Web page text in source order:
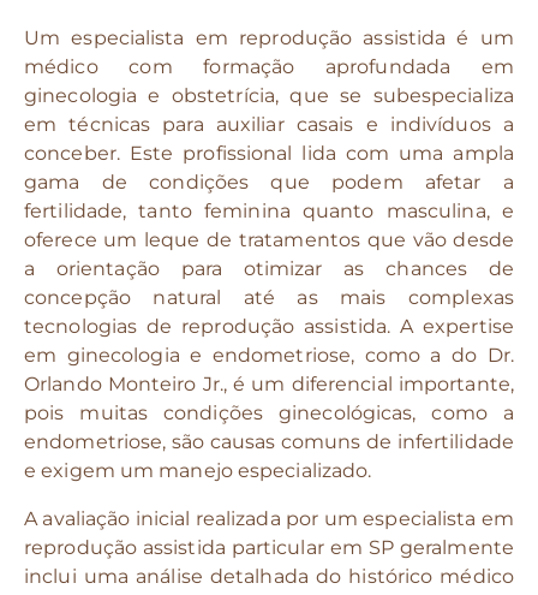
Um especialista em reprodução assistida é um
médico com formação aprofundada em
ginecologia e obstetrícia, que se subespecializa
em técnicas para auxiliar casais e indivíduos a
conceber. Este profissional lida com uma ampla
gama de condições que podem afetar a
fertilidade, tanto feminina quanto masculina, e
oferece um leque de tratamentos que vão desde
a orientação para otimizar as chances de
concepção natural até as mais complexas
tecnologias de reprodução assistida. A expertise
em ginecologia e endometriose, como a do Dr.
Orlando Monteiro Jr., é um diferencial importante,
pois muitas condições ginecológicas, como a
endometriose, são causas comuns de infertilidade
e exigem um manejo especializado.
A avaliação inicial realizada por um especialista em
reprodução assistida particular em SP geralmente
inclui uma análise detalhada do histórico médico